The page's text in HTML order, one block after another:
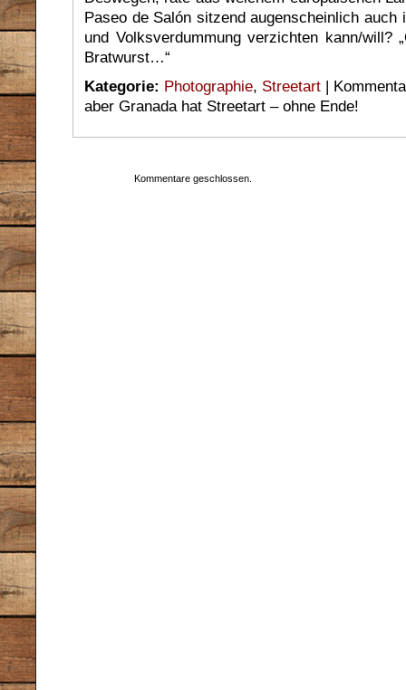
Paseo de Salón sitzend augenscheinlich
und Volksverdummung verzichten kann/will?
Bratwurst…“
Kategorie: Photographie, Streetart |
aber Granada hat Streetart – ohne Ende!
Kommentare geschlossen.